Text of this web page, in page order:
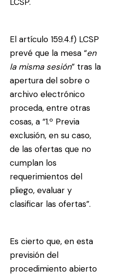
El artículo 159.4.f) LCSP
prevé que la mesa “en
la misma sesión” tras la
apertura del sobre o
archivo electrónico
proceda, entre otras
cosas, a “1.º Previa
exclusión, en su caso,
de las ofertas que no
cumplan los
requerimientos del
pliego, evaluar y
clasificar las ofertas”.
Es cierto que, en esta
previsión del
procedimiento abierto